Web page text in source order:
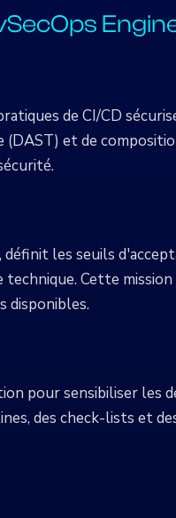
de CI/CD
et de
les seuils
Cette
disponibles.
pour sensibiliser les
des check-lists et